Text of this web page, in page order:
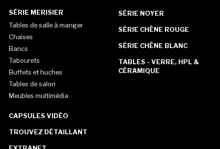
SÉRIE MERISIER
Tables de salle à manger
Chaises
Bancs
Tabourets
Buffets et huches
Tables de salon
Meubles multimédia
SÉRIE NOYER
SÉRIE CHÊNE ROUGE
SÉRIE CHÊNE BLANC
TABLES - VERRE, HPL &
CÉRAMIQUE
CAPSULES VIDÉO
TROUVEZ DÉTAILLANT